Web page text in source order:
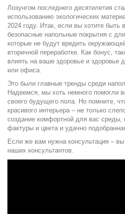
Лозунгом последнего десятилетия
использованию экологических
2024 году. Итак, если вы хотите быть
безопасные напольные покрытия с
которые не будут вредить
вторичной переработке. Как бонус,
влиять на ваше здоровье и здоровье
или офиса.
Это были главные тренды среди
Надеемся, мы хоть немного помогли
своего будущего пола. Но помните,
красивого интерьера – не только
создание комфортной для вас среды,
фактуры и цвета и удачно
Если же вам нужна консультация –
наших консультантов.